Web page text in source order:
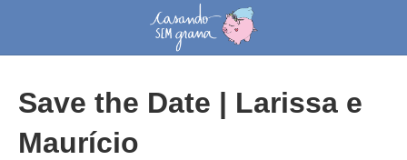
Save the Date | Larissa e
Maurício